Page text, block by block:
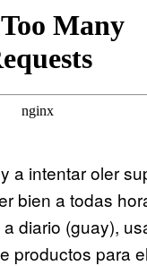
a intentar oler
bien a todas
diario (guay),
productos para